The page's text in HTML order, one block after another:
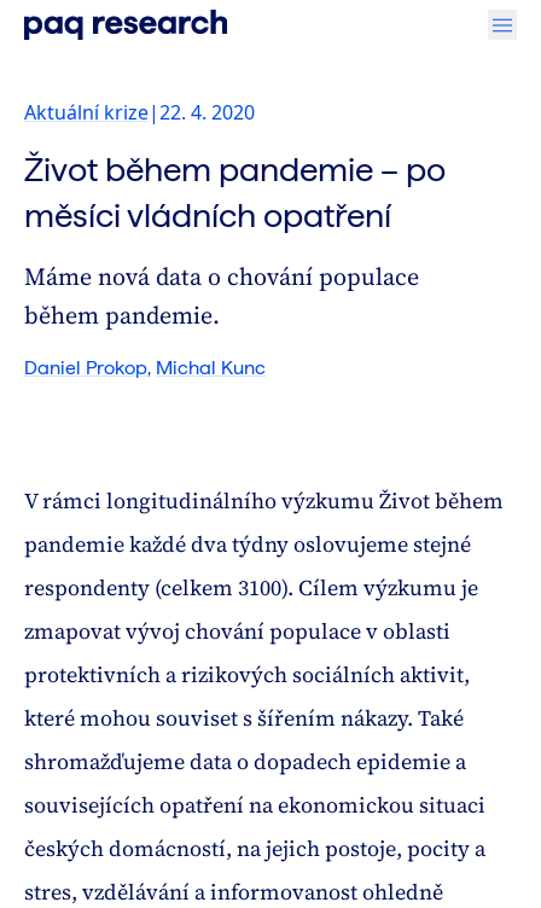
Aktuální krize|22. 4. 2020
Život během pandemie – po
měsíci vládních opatření
Máme nová data o chování populace
během pandemie.
Daniel Prokop, Michal Kunc
V rámci longitudinálního výzkumu Život během
pandemie každé dva týdny oslovujeme stejné
respondenty (celkem 3100). Cílem výzkumu je
zmapovat vývoj chování populace v oblasti
protektivních a rizikových sociálních aktivit,
které mohou souviset s šířením nákazy. Také
shromažďujeme data o dopadech epidemie a
souvisejících opatření na ekonomickou situaci
českých domácností, na jejich postoje, pocity a
stres, vzdělávání a informovanost ohledně